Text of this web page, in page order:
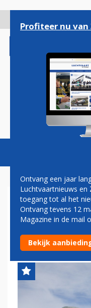
gaan
Magazine
DEFENSIE
TOERISTEN
MAARTEN
Profiteer nu
Ontvang een jaar
Luchtvaartnieuws en
toegang tot al het
Ontvang tevens 12
Magazine in de mail
Bekijk